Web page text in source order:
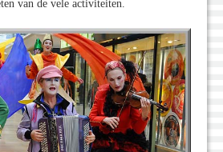
van de vele activiteiten.